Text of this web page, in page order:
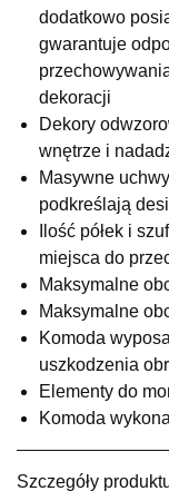
Nr tel.
Godziny
Pn-Pt: 10:00-
SALON
Salon meblowy
UL.BASZTOWA 3
76-100 SŁAWNO
Nr tel.
Adres e-mail:
Godziny otwarcia
Pn-Pt: 09:00-
dodatkowo
gwarantuje
dekoracji
Dekory
wnętrze i
Masywne
podkreślają
Ilość półek i
miejsca do
Maksymalne
Maksymalne
Komoda
uszkodzenia
Elementy do
Komoda
Szczegóły